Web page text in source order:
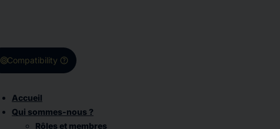
targetCompatibility help
Accueil
Qui sommes-nous ?
Rôles et membres